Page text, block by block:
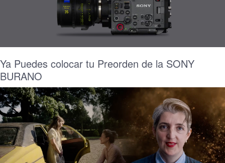
Ya Puedes colocar tu Preorden de la SONY
BURANO